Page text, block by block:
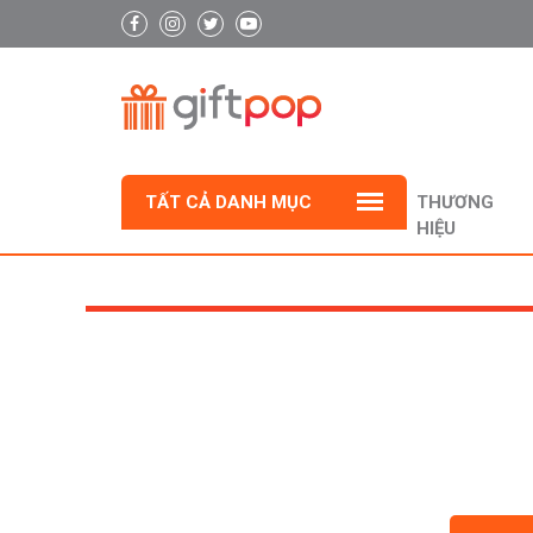
TẤT CẢ DANH MỤC
THƯƠNG
HIỆU